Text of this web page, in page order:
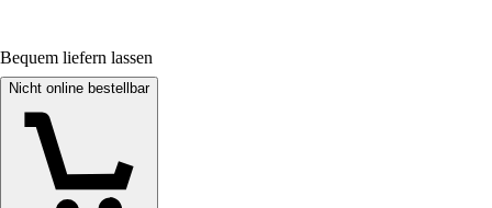
Bequem liefern lassen
Nicht online bestellbar